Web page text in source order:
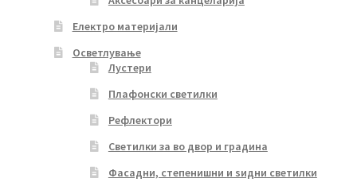
Електро материјали
Осветлување
Лустери
Плафонски светилки
Рефлектори
Светилки за во двор и градина
Фасадни, степенишни и ѕидни светилки